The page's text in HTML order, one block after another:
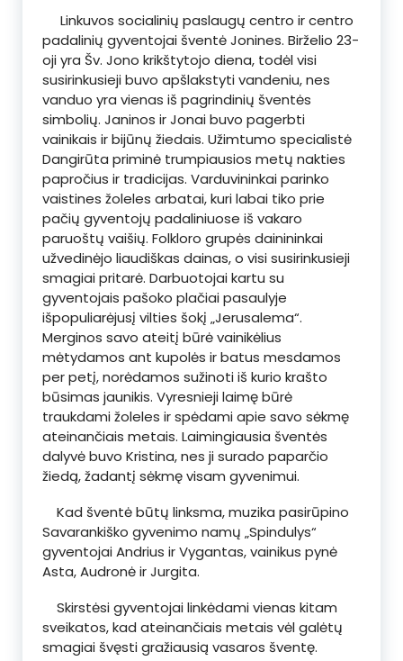
Linkuvos socialinių paslaugų centro ir centro
padalinių gyventojai šventė Jonines. Birželio 23-
oji yra Šv. Jono krikštytojo diena, todėl visi
susirinkusieji buvo apšlakstyti vandeniu, nes
vanduo yra vienas iš pagrindinių šventės
simbolių. Janinos ir Jonai buvo pagerbti
vainikais ir bijūnų žiedais. Užimtumo specialistė
Dangirūta priminė trumpiausios metų nakties
papročius ir tradicijas. Varduvininkai parinko
vaistines žoleles arbatai, kuri labai tiko prie
pačių gyventojų padaliniuose iš vakaro
paruoštų vaišių. Folkloro grupės dainininkai
užvedinėjo liaudiškas dainas, o visi susirinkusieji
smagiai pritarė. Darbuotojai kartu su
gyventojais pašoko plačiai pasaulyje
išpopuliarėjusį vilties šokį „Jerusalema“.
Merginos savo ateitį būrė vainikėlius
mėtydamos ant kupolės ir batus mesdamos
per petį, norėdamos sužinoti iš kurio krašto
būsimas jaunikis. Vyresnieji laimę būrė
traukdami žoleles ir spėdami apie savo sėkmę
ateinančiais metais. Laimingiausia šventės
dalyvė buvo Kristina, nes ji surado paparčio
žiedą, žadantį sėkmę visam gyvenimui.
Kad šventė būtų linksma, muzika pasirūpino
Savarankiško gyvenimo namų „Spindulys“
gyventojai Andrius ir Vygantas, vainikus pynė
Asta, Audronė ir Jurgita.
Skirstėsi gyventojai linkėdami vienas kitam
sveikatos, kad ateinančiais metais vėl galėtų
smagiai švęsti gražiausią vasaros šventę.